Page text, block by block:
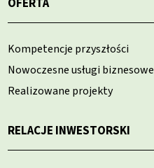
OFERTA
Kompetencje przyszłości
Nowoczesne usługi biznesowe
Realizowane projekty
RELACJE INWESTORSKI